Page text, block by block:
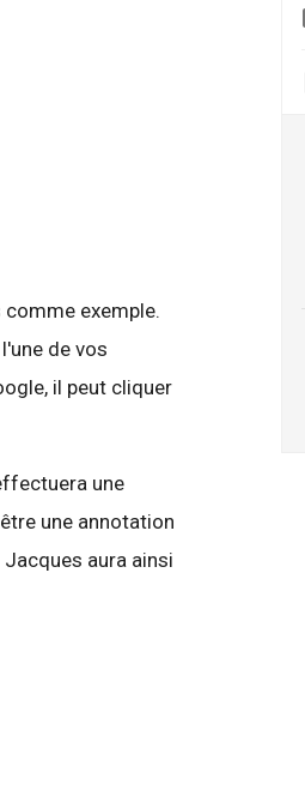
exemple.
de vos
il peut cliquer
une
une annotation
aura ainsi